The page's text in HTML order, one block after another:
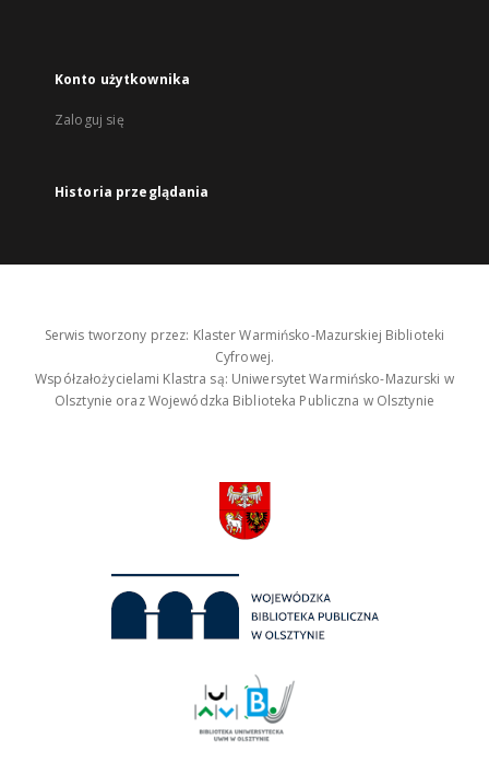
Konto użytkownika
Zaloguj się
Historia przeglądania
Serwis tworzony przez: Klaster Warmińsko-Mazurskiej Biblioteki
Cyfrowej.
Współzałożycielami Klastra są: Uniwersytet Warmińsko-Mazurski w
Olsztynie oraz Wojewódzka Biblioteka Publiczna w Olsztynie